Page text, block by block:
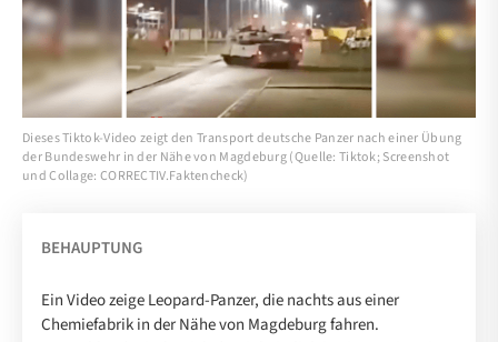
Dieses Tiktok-Video zeigt den Transport deutsche Panzer nach einer Übung
der Bundeswehr in der Nähe von Magdeburg (Quelle: Tiktok; Screenshot
und Collage: CORRECTIV.Faktencheck)
BEHAUPTUNG
Ein Video zeige Leopard-Panzer, die nachts aus einer
Chemiefabrik in der Nähe von Magdeburg fahren.